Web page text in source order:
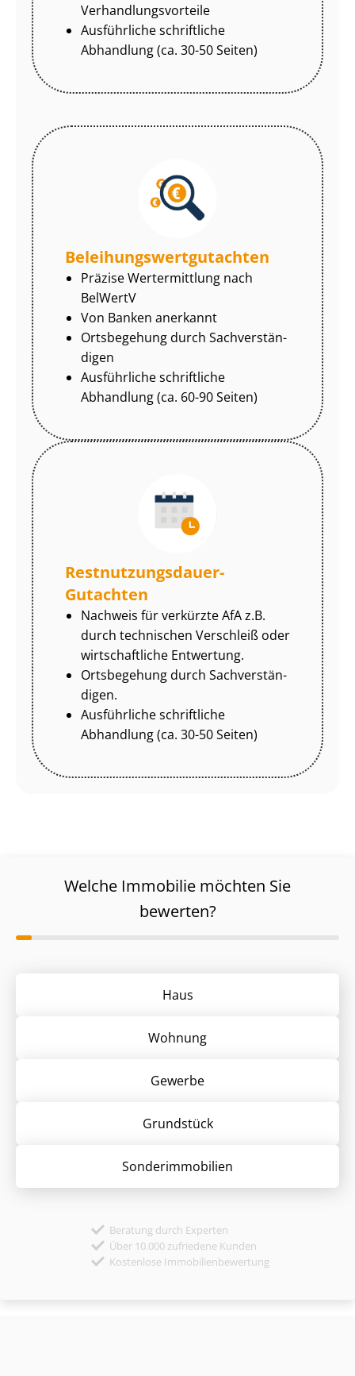
Ver­hand­lungs­vor­tei­le
Ausführliche schriftliche
Abhandlung (ca. 30-50 Seiten)
Be­lei­hungs­wert­gut­ach­ten
Präzise Wertermittlung nach
BelWertV
Von Banken anerkannt
Ortsbegehung durch Sach­ver­stän­
di­gen
Ausführliche schriftliche
Abhandlung (ca. 60-90 Seiten)
Rest­nut­zungs­dau­er-
Gutachten
Nachweis für verkürzte AfA z.B.
durch technischen Verschleiß oder
wirtschaftliche Entwertung.
Ortsbegehung durch Sach­ver­stän­
di­gen.
Ausführliche schriftliche
Abhandlung (ca. 30-50 Seiten)
Welche Immobilie möchten Sie
bewerten?
Haus
Wohnung
Gewerbe
Grund­stück
Sonder­immobilien
Beratung durch Experten
Über 10.000 zufriedene Kunden
Kostenlose Immobilienbewertung